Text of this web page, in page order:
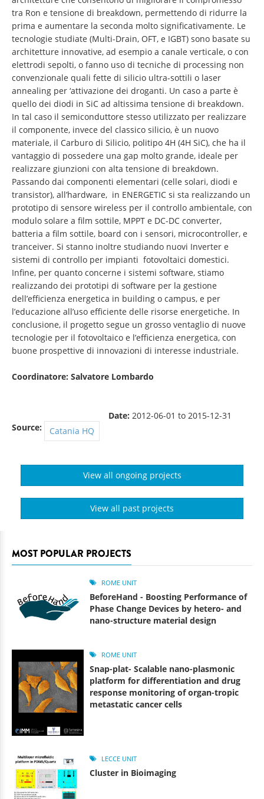
tra Ron e tensione di breakdown, permettendo di ridurre la
prima e aumentare la seconda molto significativamente. Le
tecnologie studiate (Multi-Drain, OFT, e IGBT) sono basate su
architetture innovative, ad esempio a canale verticale, o con
elettrodi sepolti, o fanno uso di tecniche di processing non
convenzionale quali fette di silicio ultra-sottili o laser
annealing per ‘attivazione dei droganti. Un caso a parte è
quello dei diodi in SiC ad altissima tensione di breakdown.
In tal caso il semiconduttore stesso utilizzato per realizzare
il componente, invece del classico silicio, è un nuovo
materiale, il Carburo di Silicio, politipo 4H (4H SiC), che ha il
vantaggio di possedere una gap molto grande, ideale per
realizzare giunzioni con alta tensione di breakdown.
Passando dai componenti elementari (celle solari, diodi e
transistor), all’hardware, in ENERGETIC si sta realizzando un
prototipo di sensore wireless per il controllo ambientale, con
modulo solare a film sottile, MPPT e DC-DC converter,
batteria a film sottile, board con i sensori, microcontroller, e
tranceiver. Si stanno inoltre studiando nuovi Inverter e
sistemi di controllo per impianti fotovoltaici domestici.
Infine, per quanto concerne i sistemi software, stiamo
realizzando dei prototipi di software per la gestione
dell’efficienza energetica in building o campus, e per
l’educazione all’uso efficiente delle risorse energetiche. In
conclusione, il progetto segue un grosso ventaglio di nuove
tecnologie per il fotovoltaico e l’efficienza energetica, con
buone prospettive di innovazioni di interesse industriale.
Coordinatore: Salvatore Lombardo
Source: Catania HQ
Date: 2012-06-01 to 2015-12-31
View all ongoing projects
View all past projects
MOST POPULAR PROJECTS
ROME UNIT
BeforeHand - Boosting Performance of
Phase Change Devices by hetero- and
nano-structure material design
ROME UNIT
Snap-plat- Scalable nano-plasmonic
platform for differentiation and drug
response monitoring of organ-tropic
metastatic cancer cells
LECCE UNIT
Cluster in Bioimaging